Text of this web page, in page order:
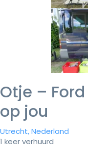
Otje –
op jou
Utrecht, Nederland
1 keer verhuurd